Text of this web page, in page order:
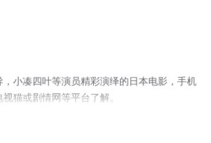
小凑四叶等演员精彩演绎的日本电影，手机
猫或剧情网等平台了解。